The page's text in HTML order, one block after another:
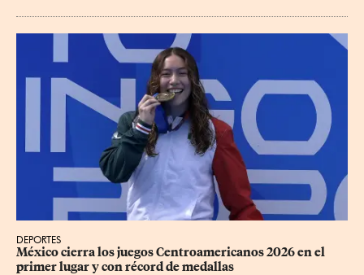
DEPORTES
México cierra los juegos Centroamericanos 2026 en el
primer lugar y con récord de medallas